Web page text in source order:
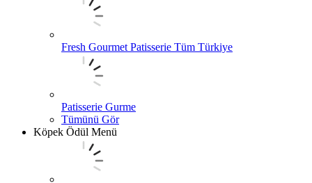
Fresh Gourmet Patisserie Tüm Türkiye
Patisserie Gurme
Tümünü Gör
Köpek Ödül Menü